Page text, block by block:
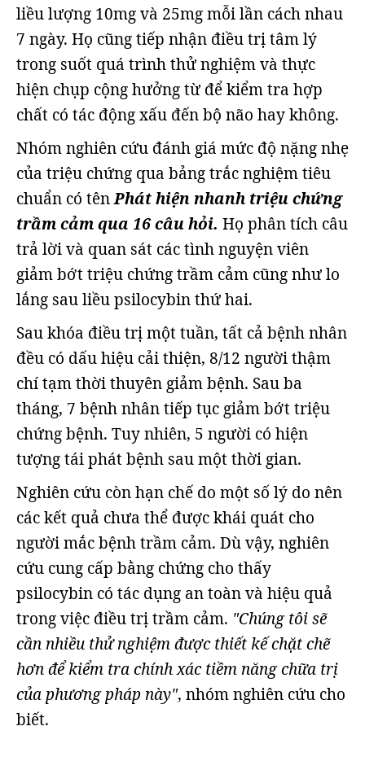
liều lượng 10mg và 25mg mỗi lần cách nhau
7 ngày. Họ cũng tiếp nhận điều trị tâm lý
trong suốt quá trình thử nghiệm và thực
hiện chụp cộng hưởng từ để kiểm tra hợp
chất có tác động xấu đến bộ não hay không.
Nhóm nghiên cứu đánh giá mức độ nặng nhẹ
của triệu chứng qua bảng trắc nghiệm tiêu
chuẩn có tênPhát hiện nhanh triệu chứng
trầm cảm qua 16 câu hỏi. Họ phân tích câu
trả lời và quan sát các tình nguyện viên
giảm bớt triệu chứng trầm cảm cũng như lo
lắng sau liều psilocybin thứ hai.
Sau khóa điều trị một tuần, tất cả bệnh nhân
đều có dấu hiệu cải thiện, 8/12 người thậm
chí tạm thời thuyên giảm bệnh. Sau ba
tháng, 7 bệnh nhân tiếp tục giảm bớt triệu
chứng bệnh. Tuy nhiên, 5 người có hiện
tượng tái phát bệnh sau một thời gian.
Nghiên cứu còn hạn chế do một số lý do nên
các kết quả chưa thể được khái quát cho
người mắc bệnh trầm cảm. Dù vậy, nghiên
cứu cung cấp bằng chứng cho thấy
psilocybin có tác dụng an toàn và hiệu quả
trong việc điều trị trầm cảm. "Chúng tôi sẽ
cần nhiều thử nghiệm được thiết kế chặt chẽ
hơn để kiểm tra chính xác tiềm năng chữa trị
của phương pháp này", nhóm nghiên cứu cho
biết.